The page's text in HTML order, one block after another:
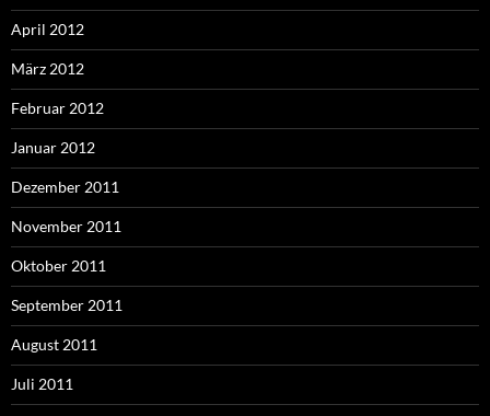
April 2012
März 2012
Februar 2012
Januar 2012
Dezember 2011
November 2011
Oktober 2011
September 2011
August 2011
Juli 2011